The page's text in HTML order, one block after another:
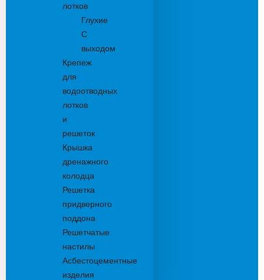
лотков
Глухие
С
выходом
Крепеж
для
водоотводных
лотков
и
решеток
Крышка
дренажного
колодца
Решетка
придверного
поддона
Решетчатые
настилы
Асбестоцементные
изделия